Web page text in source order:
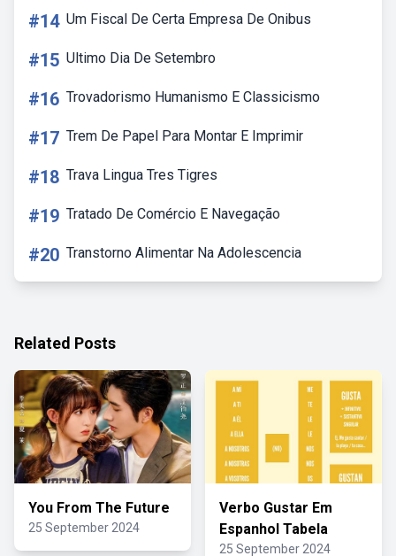
#14 Um Fiscal De Certa Empresa De Onibus
#15 Ultimo Dia De Setembro
#16 Trovadorismo Humanismo E Classicismo
#17 Trem De Papel Para Montar E Imprimir
#18 Trava Lingua Tres Tigres
#19 Tratado De Comércio E Navegação
#20 Transtorno Alimentar Na Adolescencia
Related Posts
You From The Future
25 September 2024
Verbo Gustar Em
Espanhol Tabela
25 September 2024